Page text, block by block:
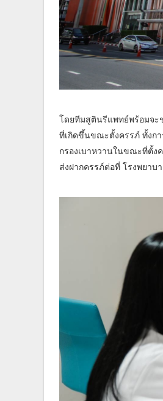
โดยทีมสูตินรีแพทย์พร้อมจ
ที่เกิดขึ้นขณะตั้งครรภ์ ทั้งกา
กรองเบาหวานในขณะที่ตั้ง
ส่งฝากครรภ์ต่อที่ โรงพยา